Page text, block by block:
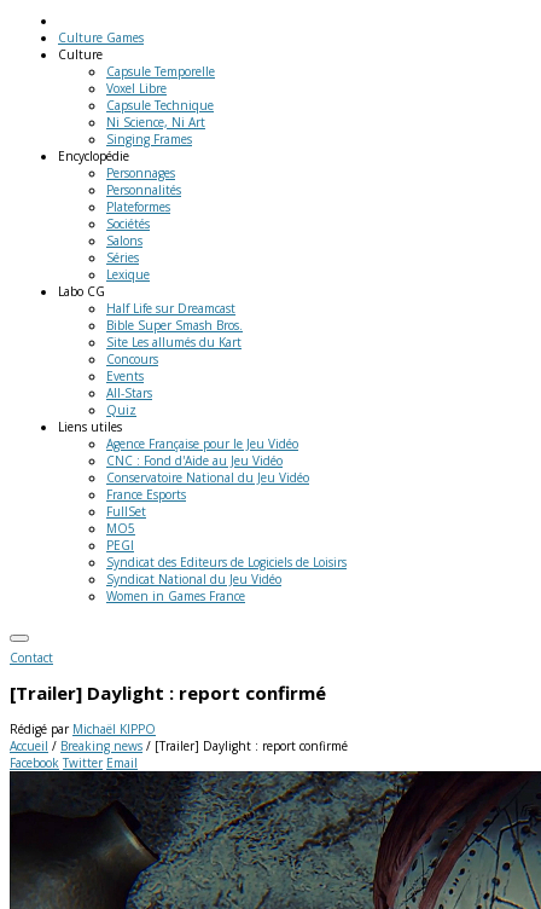
Culture Games
Culture
Capsule Temporelle
Voxel Libre
Capsule Technique
Ni Science, Ni Art
Singing Frames
Encyclopédie
Personnages
Personnalités
Plateformes
Sociétés
Salons
Séries
Lexique
Labo CG
Half Life sur Dreamcast
Bible Super Smash Bros.
Site Les allumés du Kart
Concours
Events
All-Stars
Quiz
Liens utiles
Agence Française pour le Jeu Vidéo
CNC : Fond d'Aide au Jeu Vidéo
Conservatoire National du Jeu Vidéo
France Esports
FullSet
MO5
PEGI
Syndicat des Editeurs de Logiciels de Loisirs
Syndicat National du Jeu Vidéo
Women in Games France
Contact
[Trailer] Daylight : report confirmé
Rédigé par Michaël KIPPO
Accueil / Breaking news / [Trailer] Daylight : report confirmé
Facebook Twitter Email